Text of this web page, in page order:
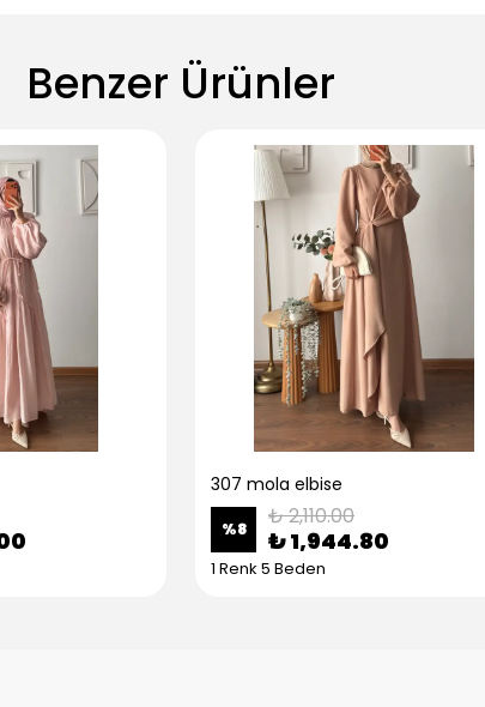
Benzer Ürünler
307 mola elbise
%8 ₺ 2,110.00
₺ 1,944.80
1 Renk 5 Beden